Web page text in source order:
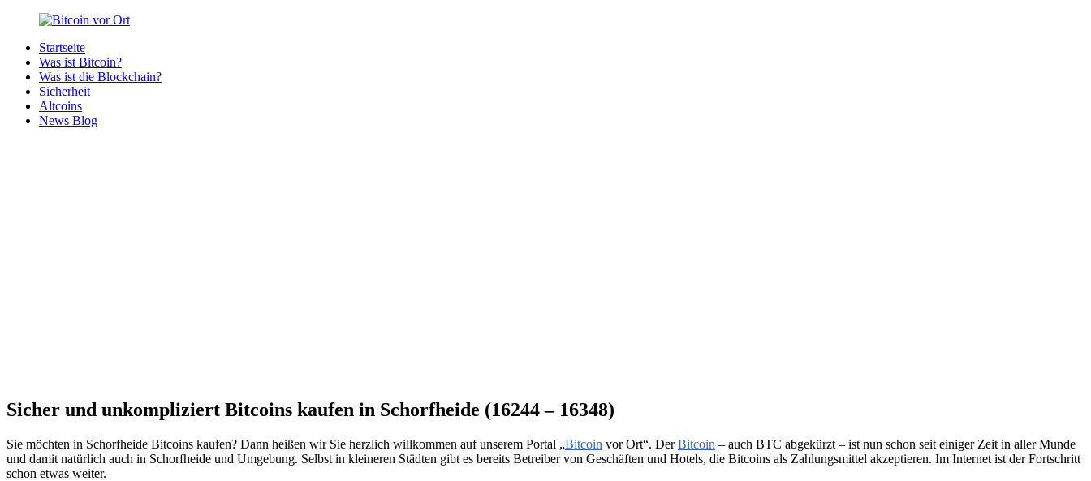
Zurück
Inhalt
Bitcoin
Bitcoins
deiner
Region
Startseite
Was ist Bitcoin?
Was ist die Blockchain?
Sicherheit
Altcoins
News Blog
Sicher und unkompliziert Bitcoins kaufen in Schorfheide (16244 – 16348)
Sie möchten in Schorfheide Bitcoins kaufen? Dann heißen wir Sie herzlich willkommen auf unserem Portal „Bitcoin vor Ort“. DerBitcoin – auch BTC abgekürzt – ist nun schon seit einiger Zeit in aller Munde
und damit natürlich auch in Schorfheide und Umgebung. Selbst in kleineren Städten gibt es bereits Betreiber von Geschäften und Hotels, die Bitcoins als Zahlungsmittel akzeptieren. Im Internet ist der Fortschritt
schon etwas weiter.